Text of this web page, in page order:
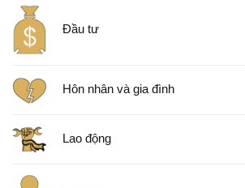
Đầu tư
Hôn nhân và gia đình
Lao động